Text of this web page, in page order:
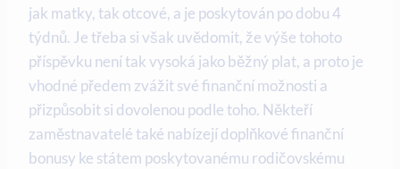
jak matky, tak otcové, a je poskytován po dobu 4
týdnů. Je třeba si však uvědomit, že ⁤výše tohoto
příspěvku není tak vysoká jako běžný plat, ‍a proto je
vhodné předem zvážit své finanční ⁤možnosti a
přizpůsobit si dovolenou podle toho. Někteří​
zaměstnavatelé také​ nabízejí doplňkové ​finanční
bonusy ke státem poskytovanému ‍rodičovskému